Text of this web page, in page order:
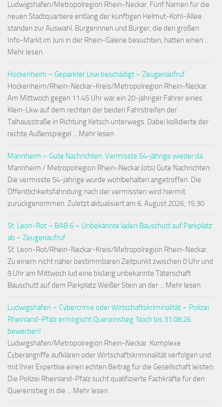
Ludwigshafen/Metropolregion Rhein-Neckar. Fünf Namen für die
neuen Stadtquartiere entlang der künftigen Helmut-Kohl-Allee
standen zur Auswahl. Bürgerinnen und Bürger, die den großen
Info-Markt im Juni in der Rhein-Galerie besuchten, hatten einen ...
Mehr lesen
Hockenheim – Geparkter Lkw beschädigt – Zeugenaufruf
Hockenheim/Rhein-Neckar-Kreis/Metropolregion Rhein-Neckar.
Am Mittwoch gegen 11:45 Uhr war ein 20-jähriger Fahrer eines
Klein-Lkw auf dem rechten der beiden Fahrstreifen der
Talhausstraße in Richtung Ketsch unterwegs. Dabei kollidierte der
rechte Außenspiegel ... Mehr lesen
Mannheim – Gute Nachrichten: Vermisste 54-jährige wieder da
Mannheim / Metropolregion Rhein-Neckar.(ots) Gute Nachrichten:
Die vermisste 54-jährige wurde wohlbehalten angetroffen. Die
Öffentlichkeitsfahndung nach der vermissten wird hiermit
zurückgenommen. Zuletzt aktualisiert am 6. August 2026, 15:30
St. Leon-Rot – BAB 6 – Unbekannte laden Bauschutt auf Parkplatz
ab – Zeugenaufruf
St. Leon-Rot/Rhein-Neckar-Kreis/Metropolregion Rhein-Neckar.
Zu einem nicht näher bestimmbaren Zeitpunkt zwischen 0 Uhr und
9 Uhr am Mittwoch lud eine bislang unbekannte Täterschaft
Bauschutt auf dem Parkplatz Weißer Stein an der ... Mehr lesen
Ludwigshafen – Cybercrime oder Wirtschaftskriminalität – Polizei
Rheinland-Pfalz ermöglicht Quereinstieg. Noch bis 31.08.26
bewerben!
Ludwigshafen/Metropolregion Rhein-Neckar. Komplexe
Cyberangriffe aufklären oder Wirtschaftskriminalität verfolgen und
mit Ihrer Expertise einen echten Beitrag für die Gesellschaft leisten:
Die Polizei Rheinland-Pfalz sucht qualifizierte Fachkräfte für den
Quereinstieg in die ... Mehr lesen